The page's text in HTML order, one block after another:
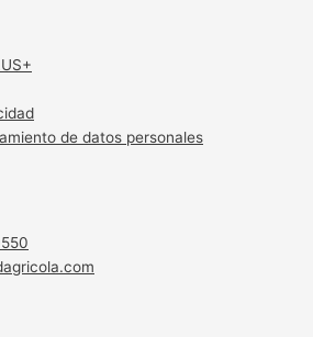
de datos personales